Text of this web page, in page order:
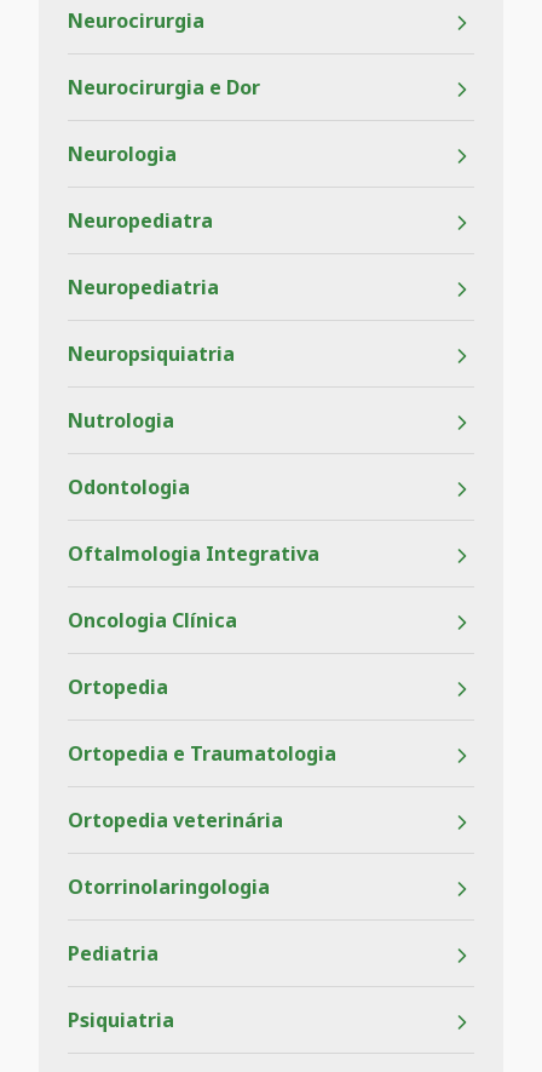
Neurocirurgia
Neurocirurgia e Dor
Neurologia
Neuropediatra
Neuropediatria
Neuropsiquiatria
Nutrologia
Odontologia
Oftalmologia Integrativa
Oncologia Clínica
Ortopedia
Ortopedia e Traumatologia
Ortopedia veterinária
Otorrinolaringologia
Pediatria
Psiquiatria